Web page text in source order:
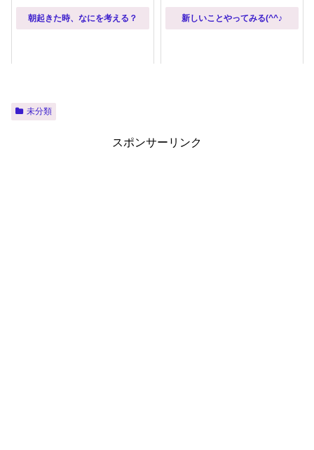
朝起きた時、なにを考え
る？
朝起きた時、なにを考える？ 新しいことやってみる(^^♪
未分類
スポンサーリンク